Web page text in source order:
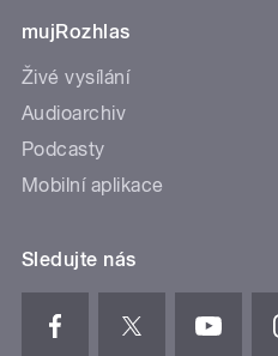
mujRozhlas
Živé vysílání
Audioarchiv
Podcasty
Mobilní aplikace
Sledujte nás